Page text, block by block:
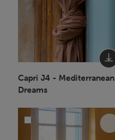
Capri J4 - Mediterranean
Dreams